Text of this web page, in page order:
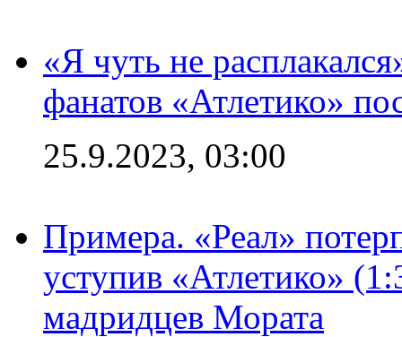
«Я чуть не
фанатов «Атлетико»
25.9.2023, 03:00
Примера. «Реал»
уступив «Атлетико»
мадридцев Мората